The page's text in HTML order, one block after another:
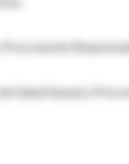
Procreación
Salud Sexual y